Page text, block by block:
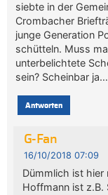
siebte in der
Crombacher
junge Generation
schütteln. Muss
unterbelichtete
sein? Scheinbar
Antworten
G-Fan
16/10/2018 07:09
Dümmlich ist hier
Hoffmann ist z.B.